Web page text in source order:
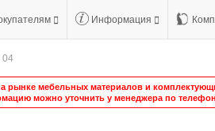
Информация
04
мебельных материалов и
можно уточнить у менеджера по